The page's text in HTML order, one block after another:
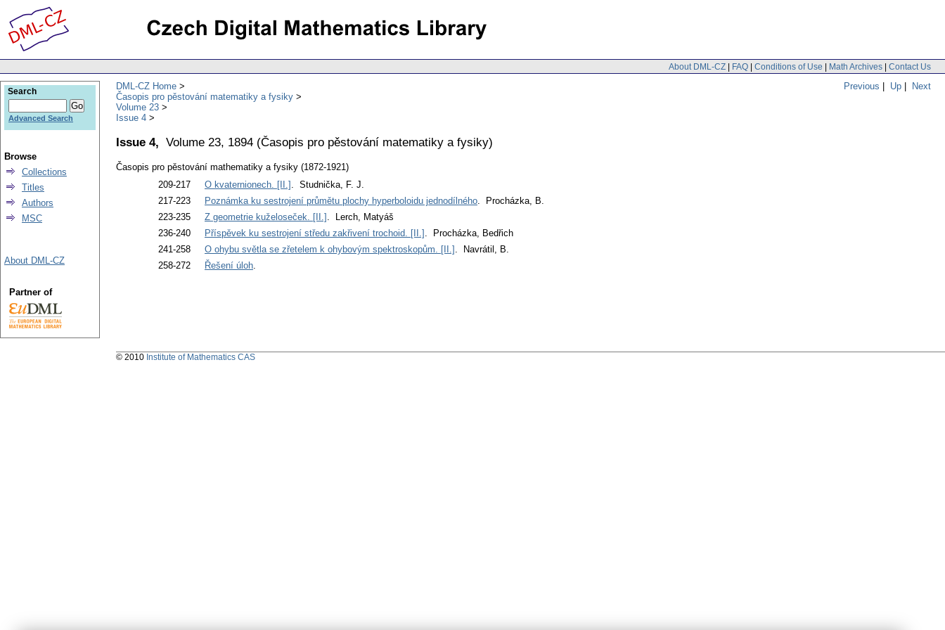
About DML-CZ | FAQ | Conditions of Use | Math Archives | Contact Us
Previous | Up | Next
DML-CZ Home
Časopis pro pěstování matematiky a fysiky
Volume 23
Issue 4
Issue 4, Volume 23, 1894 (Časopis pro pěstování matematiky a fysiky)
Časopis pro pěstování mathematiky a fysiky (1872-1921)
209-217
O kvaternionech. [II.] . Studnička, F. J.
217-223
Poznámka ku sestrojení průmětu plochy hyperboloidu jednodílného. Procházka, B.
223-235
Z geometrie kuželoseček. [II.] . Lerch, Matyáš
236-240
Příspěvek ku sestrojení středu zakřivení trochoid. [II.] . Procházka, Bedřich
241-258
O ohybu světla se zřetelem k ohybovým spektroskopům. [II.] . Navrátil, B.
258-272
Řešení úloh.
Search
Advanced Search
Browse
Collections
Titles
Authors
MSC
About DML-CZ
Partner of
© 2010 Institute of Mathematics CAS